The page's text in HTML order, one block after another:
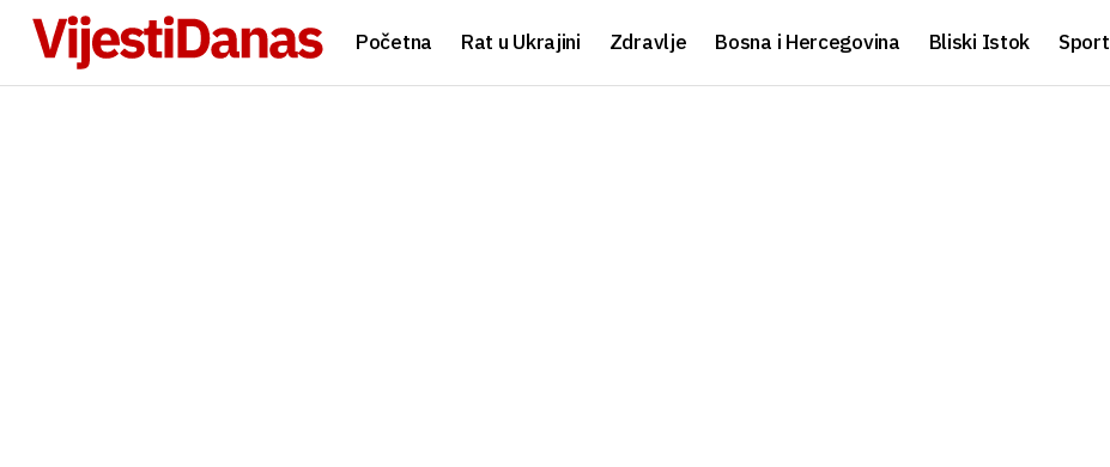
Početna Rat u Ukrajini Zdravlje Bosna i Hercegovina Bliski Istok Sport